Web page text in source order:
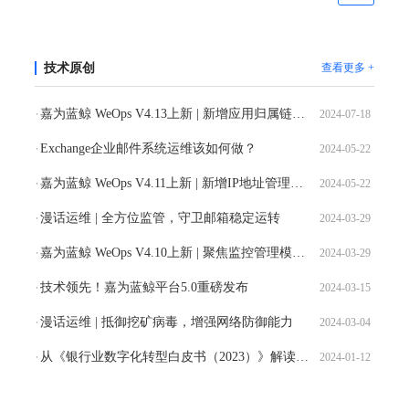
技术原创 查看更多 +
嘉为蓝鲸 WeOps V4.13上新 | 新增应用归属链路配置，适配用户使用场景 2024-07-18
Exchange企业邮件系统运维该如何做？ 2024-05-22
2024-05-22
漫话运维 | 全方位监管，守卫邮箱稳定运转 2024-03-29
嘉为蓝鲸 WeOps V4.10上新 | 聚焦监控管理模块优化 2024-03-29
技术领先！嘉为蓝鲸平台5.0重磅发布 2024-03-15
漫话运维 | 抵御挖矿病毒，增强网络防御能力 2024-03-04
从《银行业数字化转型白皮书（2023）》解读研运能力建设 2024-01-12